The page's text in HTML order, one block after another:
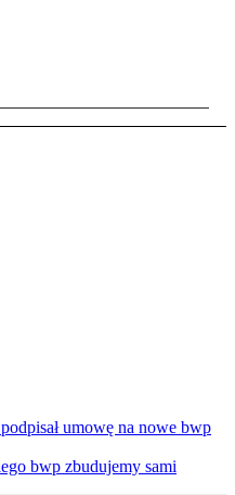
umowę na nowe bwp
bwp zbudujemy sami